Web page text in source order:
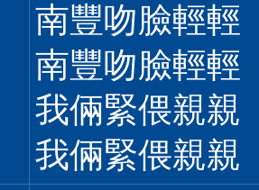
南豐吻臉輕
南豐吻臉輕
我倆緊偎親
我倆緊偎親